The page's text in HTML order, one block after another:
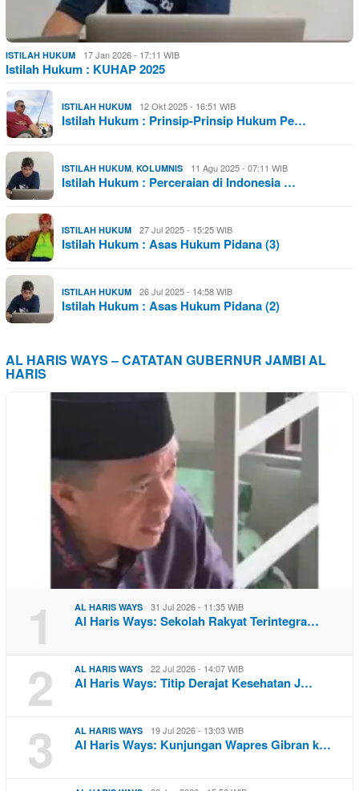
ISTILAH HUKUM 17 Jan 2026 - 17:11 WIB
Istilah Hukum : KUHAP 2025
ISTILAH HUKUM 12 Okt 2025 - 16:51 WIB
Istilah Hukum : Prinsip-Prinsip Hukum Pe…
ISTILAH HUKUM KOLUMNIS 11 Agu 2025 - 07:11 WIB
Istilah Hukum : Perceraian di Indonesia …
ISTILAH HUKUM 27 Jul 2025 - 15:25 WIB
Istilah Hukum : Asas Hukum Pidana (3)
ISTILAH HUKUM 26 Jul 2025 - 14:58 WIB
Istilah Hukum : Asas Hukum Pidana (2)
AL HARIS WAYS – CATATAN GUBERNUR JAMBI AL
HARIS
1 AL HARIS WAYS 31 Jul 2026 - 11:35 WIB
Al Haris Ways: Sekolah Rakyat Terintegra…
2 AL HARIS WAYS 22 Jul 2026 - 14:07 WIB
Al Haris Ways: Titip Derajat Kesehatan J…
3 AL HARIS WAYS 19 Jul 2026 - 13:03 WIB
Al Haris Ways: Kunjungan Wapres Gibran k…